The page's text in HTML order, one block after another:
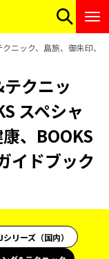
ニック、島旅、御朱印、
クニッ
スペシャ
、BOOKS
イドブック
リーズ（国内）